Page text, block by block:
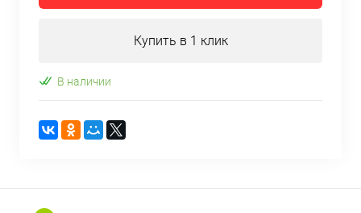
Купить в 1 клик
В наличии